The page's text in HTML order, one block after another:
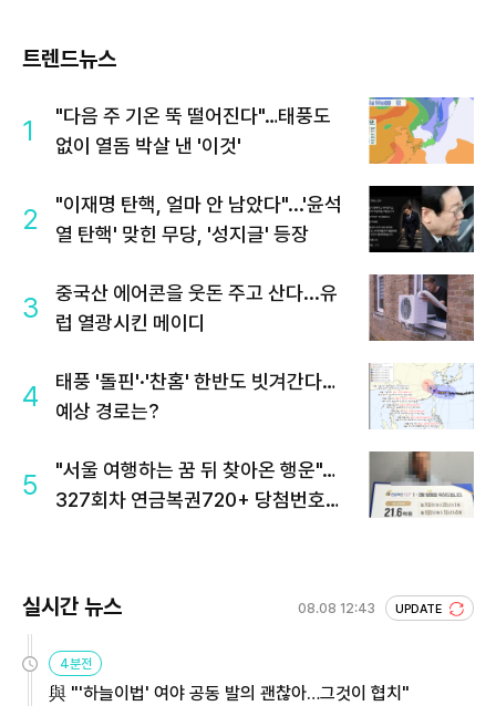
트렌드뉴스
1
"다음 주 기온 뚝 떨어진다"…태풍도
없이 열돔 박살 낸 '이것'
2
"이재명 탄핵, 얼마 안 남았다"...'윤석
열 탄핵' 맞힌 무당, '성지글' 등장
3
중국산 에어콘을 웃돈 주고 산다...유
럽 열광시킨 메이디
4
태풍 '돌핀'·'찬홈' 한반도 빗겨간다…
예상 경로는?
5
"서울 여행하는 꿈 뒤 찾아온 행운"…
327회차 연금복권720+ 당첨번호조
실시간 뉴스 08.08 12:43 UPDATE
4분전
與 "'하늘이법' 여야 공동 발의 괜찮아…그것이 협치"